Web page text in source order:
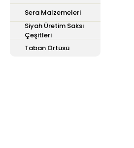
Sera Malzemeleri
Siyah Üretim Saksı
Çeşitleri
Taban Örtüsü